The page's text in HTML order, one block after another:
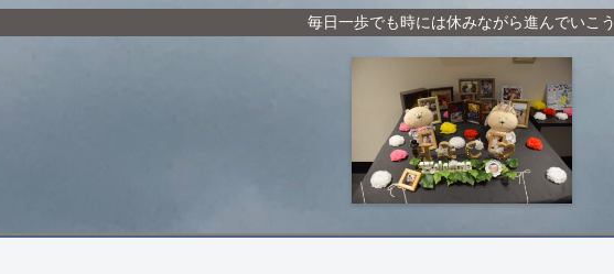
毎日一歩でも時には休みながら進んでいこう